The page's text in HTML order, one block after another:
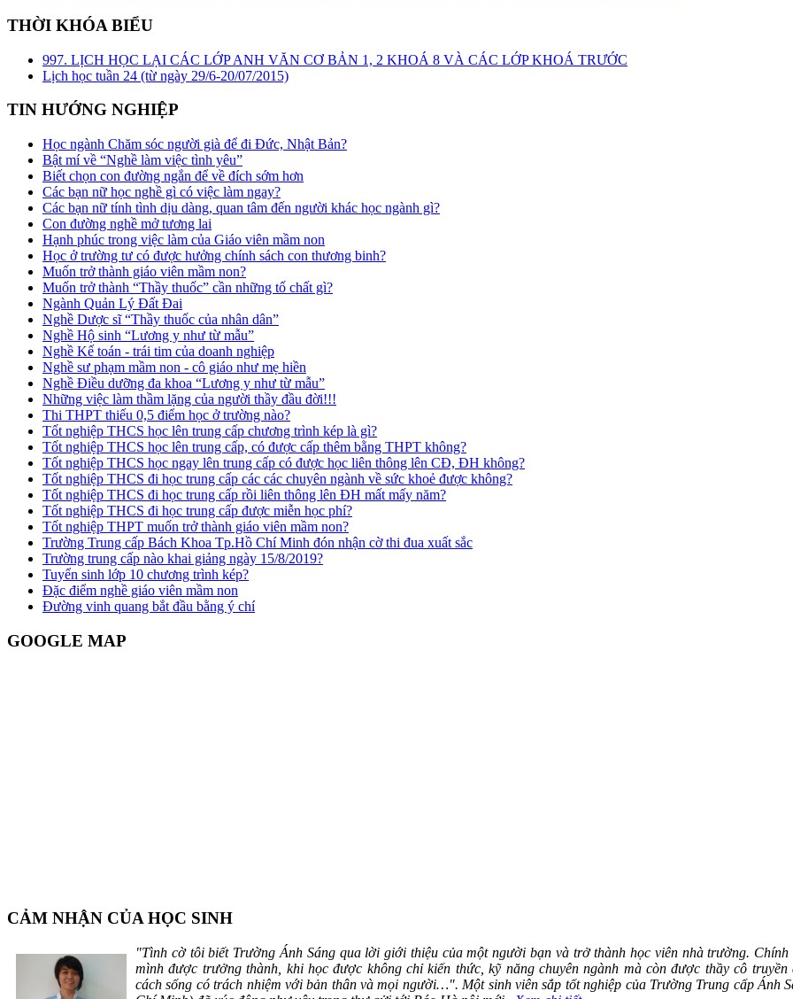
THỜI KHÓA BIỂU
997. LỊCH HỌC LẠI CÁC LỚP ANH VĂN CƠ BẢN 1, 2 KHOÁ 8 VÀ CÁC LỚP KHOÁ TRƯỚC
Lịch học tuần 24 (từ ngày 29/6-20/07/2015)
TIN HƯỚNG NGHIỆP
Học ngành Chăm sóc người già để đi Đức, Nhật Bản?
Bật mí về “Nghề làm việc tình yêu”
Biết chọn con đường ngắn để về đích sớm hơn
Các bạn nữ học nghề gì có việc làm ngay?
Các bạn nữ tính tình dịu dàng, quan tâm đến người khác học ngành gì?
Con đường nghề mở tương lai
Hạnh phúc trong việc làm của Giáo viên mầm non
Học ở trường tư có được hưởng chính sách con thương binh?
Muốn trở thành giáo viên mầm non?
Muốn trở thành “Thầy thuốc” cần những tố chất gì?
Ngành Quản Lý Đất Đai
Nghề Dược sĩ “Thầy thuốc của nhân dân”
Nghề Hộ sinh “Lương y như từ mẫu”
Nghề Kế toán - trái tim của doanh nghiệp
Nghề sư phạm mầm non - cô giáo như mẹ hiền
Nghề Điều dưỡng đa khoa “Lương y như từ mẫu”
Những việc làm thầm lặng của người thầy đầu đời!!!
Thi THPT thiếu 0,5 điểm học ở trường nào?
Tốt nghiệp THCS học lên trung cấp chương trình kép là gì?
Tốt nghiệp THCS học lên trung cấp, có được cấp thêm bằng THPT không?
Tốt nghiệp THCS học ngay lên trung cấp có được học liên thông lên CĐ, ĐH không?
Tốt nghiệp THCS đi học trung cấp các các chuyên ngành về sức khoẻ được không?
Tốt nghiệp THCS đi học trung cấp rồi liên thông lên ĐH mất mấy năm?
Tốt nghiệp THCS đi học trung cấp được miễn học phí?
Tốt nghiệp THPT muốn trở thành giáo viên mầm non?
Trường Trung cấp Bách Khoa Tp.Hồ Chí Minh đón nhận cờ thi đua xuất sắc
Trường trung cấp nào khai giảng ngày 15/8/2019?
Tuyển sinh lớp 10 chương trình kép?
Đặc điểm nghề giáo viên mầm non
Đường vinh quang bắt đầu bằng ý chí
GOOGLE MAP
CẢM NHẬN CỦA HỌC SINH
"Tình cờ tôi biết Trường Ánh Sáng qua lời giới thiệu của một người bạn và trở thành học viên nhà trường.
mình được trưởng thành, khi học được không chỉ kiến thức, kỹ năng chuyên ngành mà còn được thầy cô truyền
cách sống có trách nhiệm với bản thân và mọi người…". Một sinh viên sắp tốt nghiệp của Trường Trung cấp Ánh